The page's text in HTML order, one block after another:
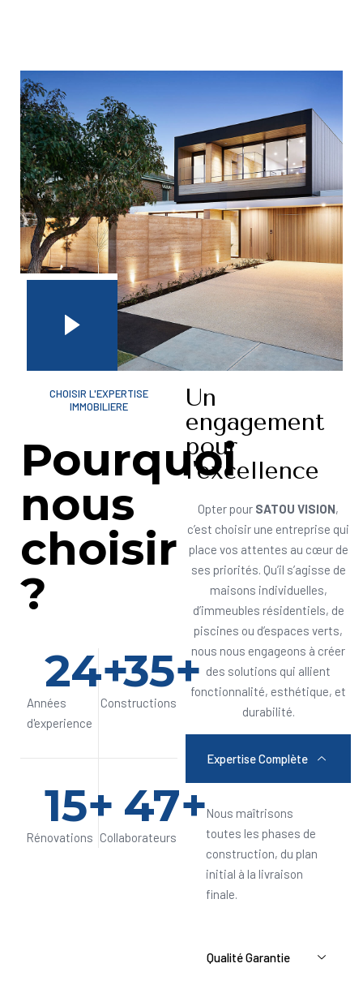
CHOISIR L'EXPERTISE
IMMOBILIERE
Pourquoi
nous
choisir
?
Années
d'experience
24+
Constructions
35+
Rénovations
15+
Collaborateurs
47+
Un
engagement
pour
l'excellence
Opter pour SATOU VISION,
c’est choisir une entreprise qui
place vos attentes au cœur de
ses priorités. Qu’il s’agisse de
maisons individuelles,
d’immeubles résidentiels, de
piscines ou d’espaces verts,
nous nous engageons à créer
des solutions qui allient
fonctionnalité, esthétique, et
durabilité.
Expertise Complète
Nous maîtrisons
toutes les phases de
construction, du plan
initial à la livraison
finale.
Qualité Garantie